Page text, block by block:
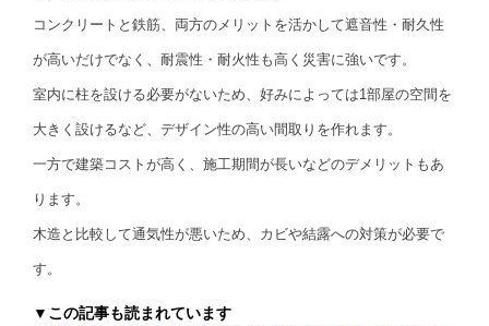
コンクリートと鉄筋、両方のメリットを活かして遮音性・耐久性
が高いだけでなく、耐震性・耐火性も高く災害に強いです。
室内に柱を設ける必要がないため、好みによっては1部屋の空間を
大きく設けるなど、デザイン性の高い間取りを作れます。
一方で建築コストが高く、施工期間が長いなどのデメリットもあ
ります。
木造と比較して通気性が悪いため、カビや結露への対策が必要で
す。
▼この記事も読まれています